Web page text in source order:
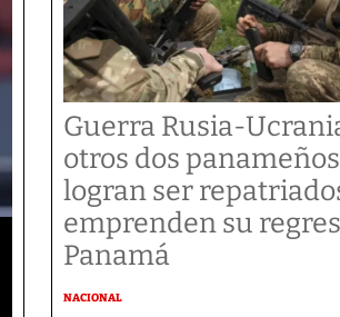
Guerra Rusia-
otros dos panameños
logran ser
emprenden su
Panamá
NACIONAL